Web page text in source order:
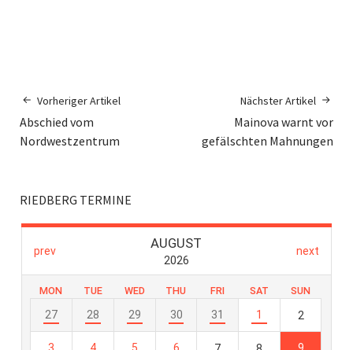
Vorheriger Artikel
Abschied vom
Nordwestzentrum
Nächster Artikel
Mainova warnt vor
gefälschten Mahnungen
RIEDBERG TERMINE